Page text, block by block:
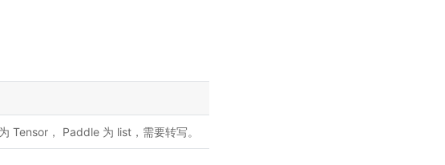
Tensor， Paddle 为 list，需要转写。